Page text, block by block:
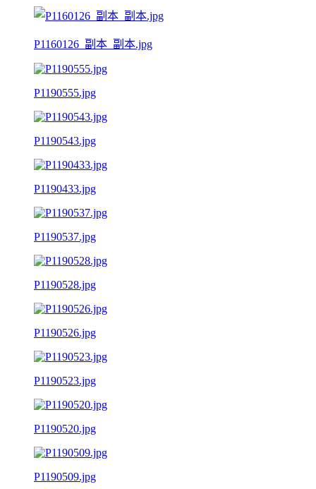
P1160126_副本_副本.jpg
P1190555.jpg
P1190543.jpg
P1190433.jpg
P1190537.jpg
P1190528.jpg
P1190526.jpg
P1190523.jpg
P1190520.jpg
P1190509.jpg